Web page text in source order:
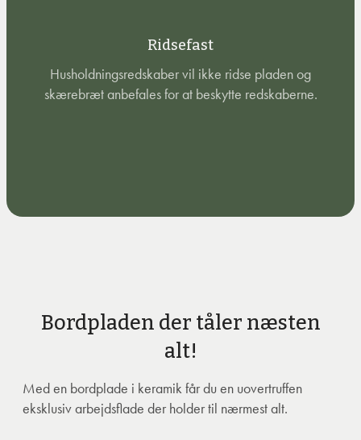
Ridsefast
Husholdningsredskaber vil ikke ridse pladen og
skærebræt anbefales for at beskytte redskaberne.
Bordpladen der tåler næsten
alt!
Med en bordplade i keramik får du en uovertruffen
eksklusiv arbejdsflade der holder til nærmest alt.